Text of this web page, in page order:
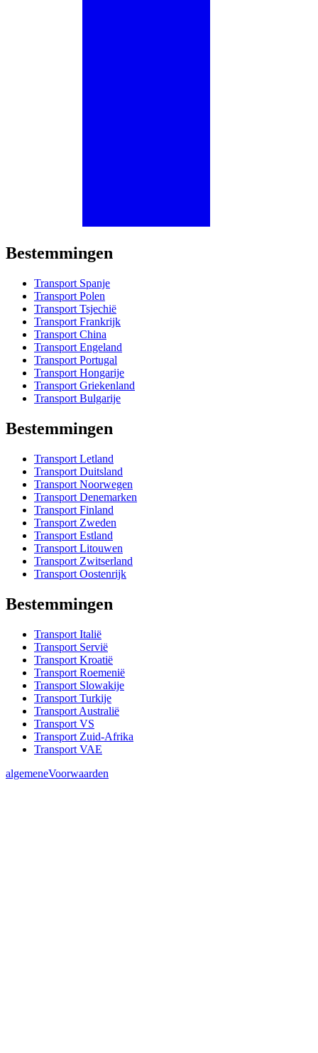
Bestemmingen
Transport Spanje
Transport Polen
Transport Tsjechië
Transport Frankrijk
Transport China
Transport Engeland
Transport Portugal
Transport Hongarije
Transport Griekenland
Transport Bulgarije
Bestemmingen
Transport Letland
Transport Duitsland
Transport Noorwegen
Transport Denemarken
Transport Finland
Transport Zweden
Transport Estland
Transport Litouwen
Transport Zwitserland
Transport Oostenrijk
Bestemmingen
Transport Italië
Transport Servië
Transport Kroatië
Transport Roemenië
Transport Slowakije
Transport Turkije
Transport Australië
Transport VS
Transport Zuid-Afrika
Transport VAE
algemeneVoorwaarden